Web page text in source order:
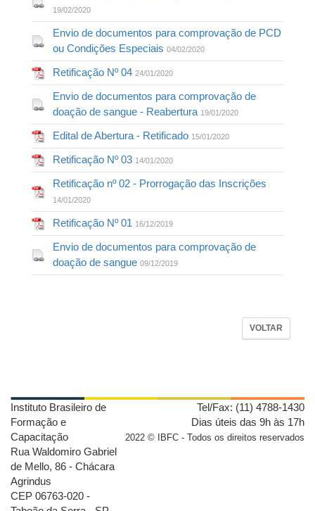
19/02/2020
Envio de documentos para comprovação de PCD
ou Condições Especiais 04/02/2020
Retificação Nº 04 24/01/2020
Envio de documentos para comprovação de
doação de sangue - Reabertura 19/01/2020
Edital de Abertura - Retificado 15/01/2020
Retificação Nº 03 14/01/2020
Retificação nº 02 - Prorrogação das Inscrições
14/01/2020
Retificação Nº 01 16/12/2019
Envio de documentos para comprovação de
doação de sangue 09/12/2019
VOLTAR
Tel/Fax: (11) 4788-1430
Dias úteis das 9h às 17h
2022 © IBFC - Todos os direitos reservados
Instituto Brasileiro de
Formação e
Capacitação
Rua Waldomiro Gabriel
de Mello, 86 - Chácara
Agrindus
CEP 06763-020 -